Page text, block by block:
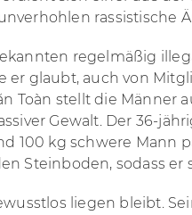
rassistische
regelmäßig
glaubt, auch von
Toàn stellt die Männer
Gewalt. Der 36-
100 kg schwere Mann
Steinboden, sodass er
liegen bleibt.